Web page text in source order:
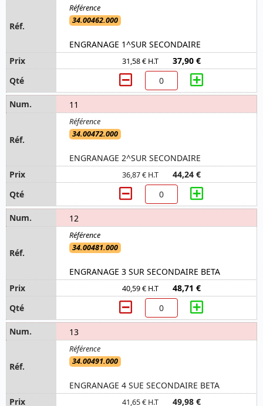
34.00462.000
ENGRANAGE 1^SUR SECONDAIRE
31,58 € H.T 37,90 €
11
34.00472.000
ENGRANAGE 2^SUR SECONDAIRE
36,87 € H.T 44,24 €
12
34.00481.000
ENGRANAGE 3 SUR SECONDAIRE BETA
40,59 € H.T 48,71 €
13
34.00491.000
ENGRANAGE 4 SUE SECONDAIRE BETA
41,65 € H.T 49,98 €